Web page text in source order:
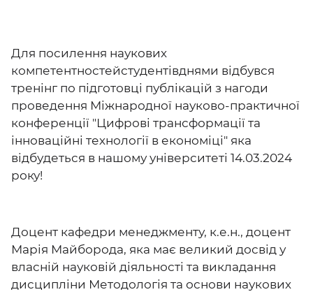
Для посилення наукових
компетентностейстудентівднями відбувся
тренінг по підготовці публікацій з нагоди
проведення Міжнародної науково-практичної
конференції "Цифрові трансформації та
інноваційні технології в економіці" яка
відбудеться в нашому університеті 14.03.2024
року!
Доцент кафедри менеджменту, к.е.н., доцент
Марія Майборода, яка має великий досвід у
власній науковій діяльності та викладання
дисципліни Методологія та основи наукових